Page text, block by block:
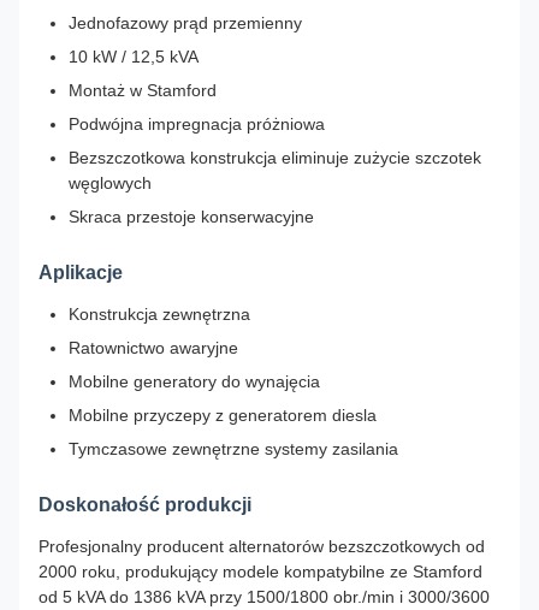
Jednofazowy prąd przemienny
10 kW / 12,5 kVA
Montaż w Stamford
Podwójna impregnacja próżniowa
Bezszczotkowa konstrukcja eliminuje zużycie szczotek
węglowych
Skraca przestoje konserwacyjne
Aplikacje
Konstrukcja zewnętrzna
Ratownictwo awaryjne
Mobilne generatory do wynajęcia
Mobilne przyczepy z generatorem diesla
Tymczasowe zewnętrzne systemy zasilania
Doskonałość produkcji
Profesjonalny producent alternatorów bezszczotkowych od
2000 roku, produkujący modele kompatybilne ze Stamford
od 5 kVA do 1386 kVA przy 1500/1800 obr./min i 3000/3600